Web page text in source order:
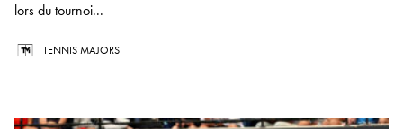
lors du tournoi...
TENNIS MAJORS